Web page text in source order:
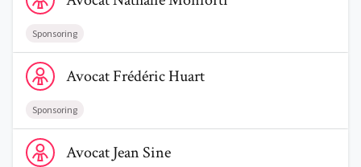
Sponsoring
Voir le profil de AvocatFrédéric Huart
AvocatFrédéricHuart
Sponsoring
Voir le profil de AvocatJean Sine
AvocatJeanSine